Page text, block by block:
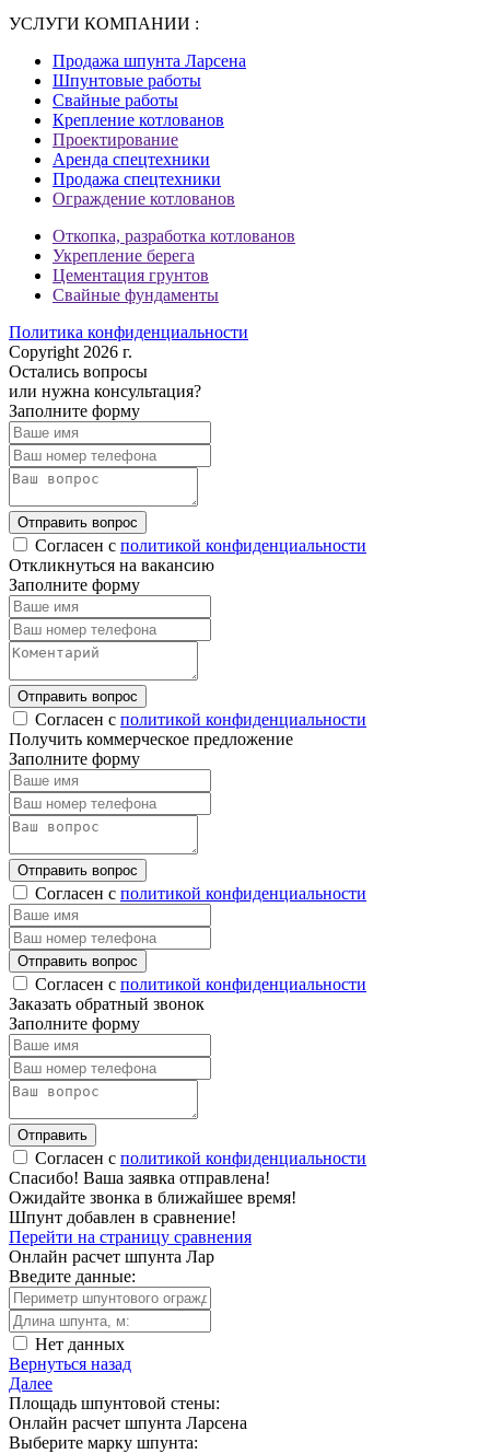
УСЛУГИ КОМПАНИИ :
Продажа шпунта Ларсена
Шпунтовые работы
Свайные работы
Крепление котлованов
Проектирование
Аренда спецтехники
Продажа спецтехники
Ограждение котлованов
Откопка, разработка котлованов
Укрепление берега
Цементация грунтов
Свайные фундаменты
Политика конфиденциальности
Copyright 2026 г.
Остались вопросы
или нужна консультация?
Заполните форму
Отправить вопрос
Согласен с политикой конфиденциальности
Откликнуться на вакансию
Заполните форму
Отправить вопрос
Согласен с политикой конфиденциальности
Получить коммерческое предложение
Заполните форму
Отправить вопрос
Согласен с политикой конфиденциальности
Отправить вопрос
Согласен с политикой конфиденциальности
Заказать обратный звонок
Заполните форму
Отправить
Согласен с политикой конфиденциальности
Спасибо! Ваша заявка отправлена!
Ожидайте звонка в ближайшее время!
Шпунт добавлен в сравнение!
Перейти на страницу сравнения
Онлайн расчет шпунта Лар
Введите данные:
Нет данных
Вернуться назад
Далее
Площадь шпунтовой стены:
Онлайн расчет шпунта Ларсена
Выберите марку шпунта: